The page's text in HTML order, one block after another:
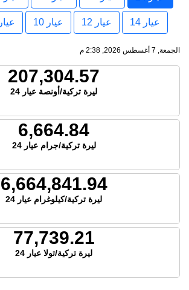
عيار 14 عيار 12 عيار 10 عيار 9
الجمعة, 7 أغسطس 2026, 2:38 م
207,304.57
ليرة تركية/أونصة عيار 24
6,664.84
ليرة تركية/جرام عيار 24
6,664,841.94
ليرة تركية/كيلوغرام عيار 24
77,739.21
ليرة تركية/تولا عيار 24